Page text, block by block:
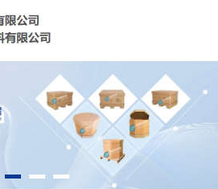
专业生产销售：纸制品，重型包装，现
木制品！